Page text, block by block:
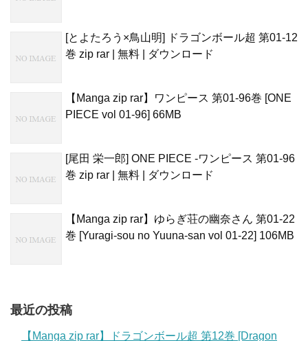
[とよたろう×鳥山明] ドラゴンボール超 第01-12
巻 zip rar | 無料 | ダウンロード
【Manga zip rar】ワンピース 第01-96巻 [ONE
PIECE vol 01-96] 66MB
[尾田 栄一郎] ONE PIECE -ワンピース 第01-96
巻 zip rar | 無料 | ダウンロード
【Manga zip rar】ゆらぎ荘の幽奈さん 第01-22
巻 [Yuragi-sou no Yuuna-san vol 01-22] 106MB
最近の投稿
【Manga zip rar】ドラゴンボール超 第12巻 [Dragon